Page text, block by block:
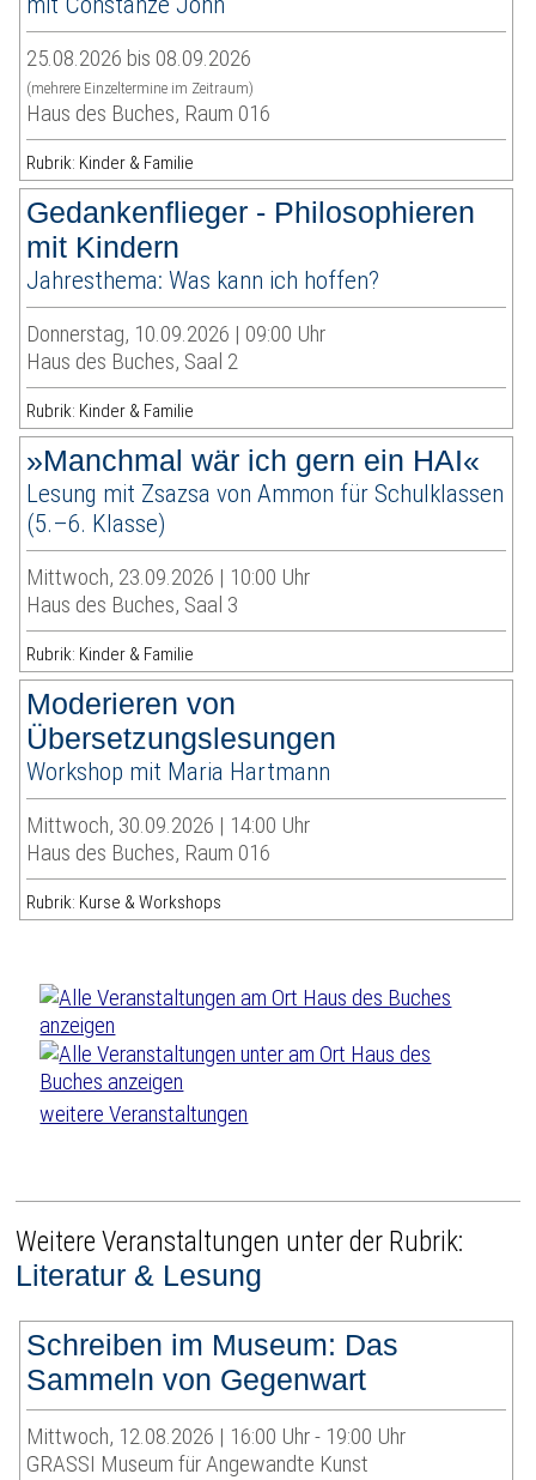
25.08.2026 bis 08.09.2026
(mehrere Einzeltermine im Zeitraum)
Haus des Buches, Raum 016
Rubrik: Kinder & Familie
Gedankenflieger - Philosophieren
mit Kindern
Jahresthema: Was kann ich hoffen?
Donnerstag, 10.09.2026 | 09:00 Uhr
Haus des Buches, Saal 2
Rubrik: Kinder & Familie
»Manchmal wär ich gern ein HAI«
Lesung mit Zsazsa von Ammon für Schulklassen
(5.–6. Klasse)
Mittwoch, 23.09.2026 | 10:00 Uhr
Haus des Buches, Saal 3
Rubrik: Kinder & Familie
Moderieren von
Übersetzungslesungen
Workshop mit Maria Hartmann
Mittwoch, 30.09.2026 | 14:00 Uhr
Haus des Buches, Raum 016
Rubrik: Kurse & Workshops
weitere Veranstaltungen
Weitere Veranstaltungen unter der Rubrik:
Literatur & Lesung
Schreiben im Museum: Das
Sammeln von Gegenwart
Mittwoch, 12.08.2026 | 16:00 Uhr - 19:00 Uhr
GRASSI Museum für Angewandte Kunst